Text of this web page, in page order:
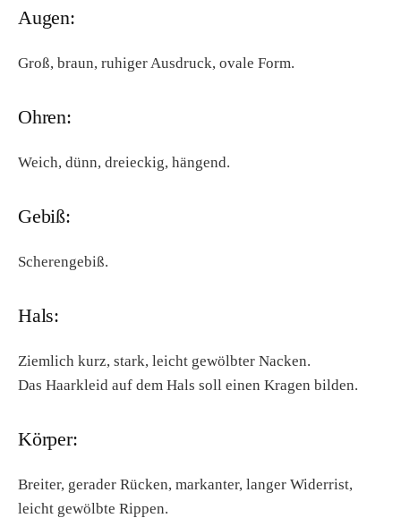
Augen:
Groß, braun, ruhiger Ausdruck, ovale Form.
Ohren:
Weich, dünn, dreieckig, hängend.
Gebiß:
Scherengebiß.
Hals:
Ziemlich kurz, stark, leicht gewölbter Nacken.
Das Haarkleid auf dem Hals soll einen Kragen bilden.
Körper:
Breiter, gerader Rücken, markanter, langer Widerrist,
leicht gewölbte Rippen.